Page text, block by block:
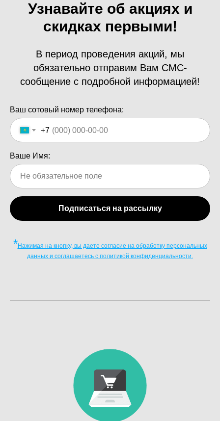
Узнавайте об акциях и
скидках первыми!
В период проведения акций, мы
обязательно отправим Вам СМС-
сообщение с подробной информацией!
Ваш сотовый номер телефона:
+7
Ваше Имя:
Подписаться на рассылку
*Нажимая на кнопку, вы даете согласие на обработку персональных
данных и соглашаетесь c политикой конфиденциальности.